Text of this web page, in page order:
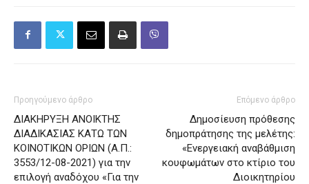
Προηγούμενο άρθρο
ΔΙΑΚΗΡΥΞΗ ΑΝΟΙΚΤΗΣ
ΔΙΑΔΙΚΑΣΙΑΣ ΚΑΤΩ ΤΩΝ
ΚΟΙΝΟΤΙΚΩΝ ΟΡΙΩΝ (Α.Π.:
3553/12-08-2021) για την
επιλογή αναδόχου «Για την
Επόμενο άρθρο
Δημοσίευση πρόθεσης
δημοπράτησης της μελέτης:
«Ενεργειακή αναβάθμιση
κουφωμάτων στο κτίριο του
Διοικητηρίου